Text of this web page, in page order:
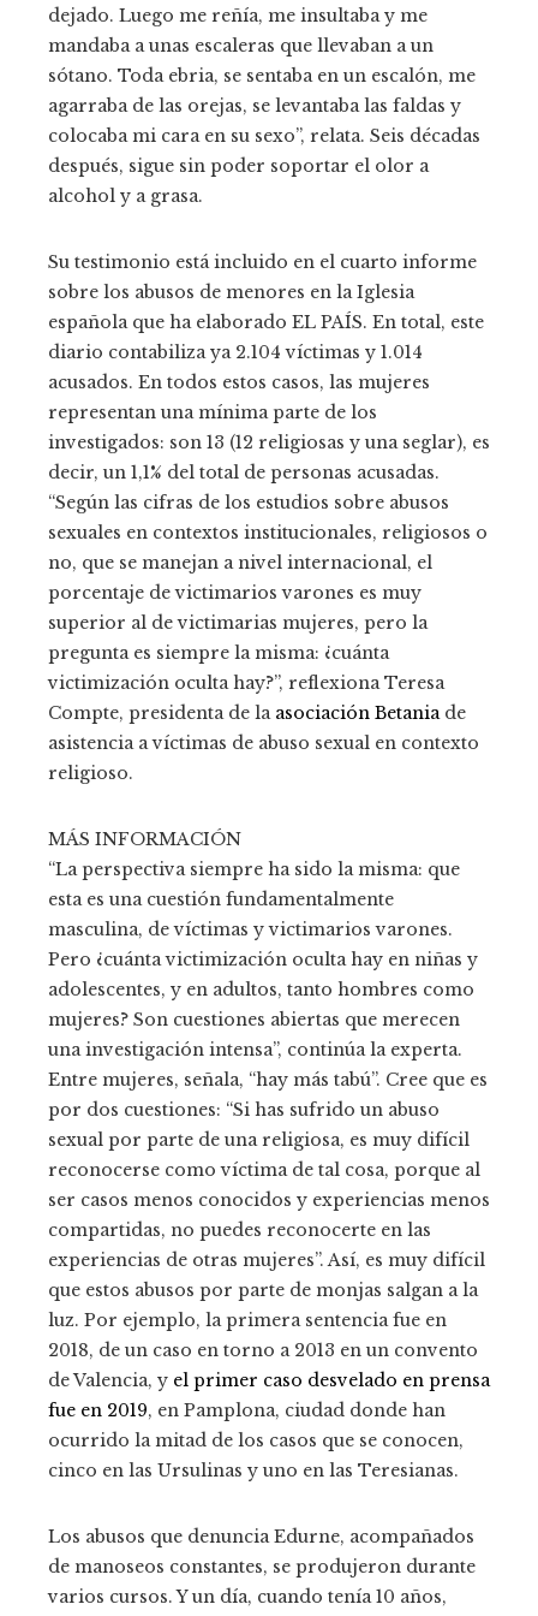
dejado. Luego me reñía, me insultaba y me
mandaba a unas escaleras que llevaban a un
sótano. Toda ebria, se sentaba en un escalón, me
agarraba de las orejas, se levantaba las faldas y
colocaba mi cara en su sexo”, relata. Seis décadas
después, sigue sin poder soportar el olor a
alcohol y a grasa.
Su testimonio está incluido en el cuarto informe
sobre los abusos de menores en la Iglesia
española que ha elaborado EL PAÍS. En total, este
diario contabiliza ya 2.104 víctimas y 1.014
acusados. En todos estos casos, las mujeres
representan una mínima parte de los
investigados: son 13 (12 religiosas y una seglar), es
decir, un 1,1% del total de personas acusadas.
“Según las cifras de los estudios sobre abusos
sexuales en contextos institucionales, religiosos o
no, que se manejan a nivel internacional, el
porcentaje de victimarios varones es muy
superior al de victimarias mujeres, pero la
pregunta es siempre la misma: ¿cuánta
victimización oculta hay?”, reflexiona Teresa
Compte, presidenta de la asociación Betaniade
asistencia a víctimas de abuso sexual en contexto
religioso.
MÁS INFORMACIÓN
“La perspectiva siempre ha sido la misma: que
esta es una cuestión fundamentalmente
masculina, de víctimas y victimarios varones.
Pero ¿cuánta victimización oculta hay en niñas y
adolescentes, y en adultos, tanto hombres como
mujeres? Son cuestiones abiertas que merecen
una investigación intensa”, continúa la experta.
Entre mujeres, señala, “hay más tabú”. Cree que es
por dos cuestiones: “Si has sufrido un abuso
sexual por parte de una religiosa, es muy difícil
reconocerse como víctima de tal cosa, porque al
ser casos menos conocidos y experiencias menos
compartidas, no puedes reconocerte en las
experiencias de otras mujeres”. Así, es muy difícil
que estos abusos por parte de monjas salgan a la
luz. Por ejemplo, la primera sentencia fue en
2018, de un caso en torno a 2013 en un convento
de Valencia, y el primer caso desvelado en prensa
fue en 2019, en Pamplona, ciudad donde han
ocurrido la mitad de los casos que se conocen,
cinco en las Ursulinas y uno en las Teresianas.
Los abusos que denuncia Edurne, acompañados
de manoseos constantes, se produjeron durante
varios cursos. Y un día, cuando tenía 10 años,